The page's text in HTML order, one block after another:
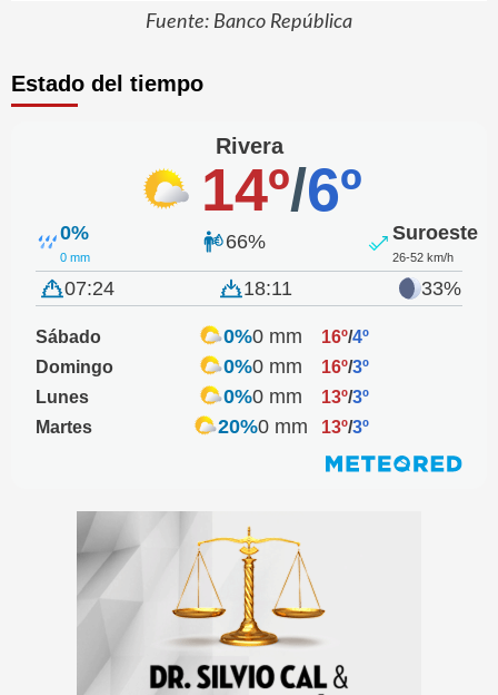
Fuente: Banco República
Estado del tiempo
Rivera
14º/6º
0%
0 mm
66% Suroeste
26-52 km/h
07:24 18:11 33%
Sábado 0%0 mm 16º/4º
Domingo
0%0 mm 16º/3º
Lunes
0%0 mm 13º/3º
Martes
20%0 mm 13º/3º